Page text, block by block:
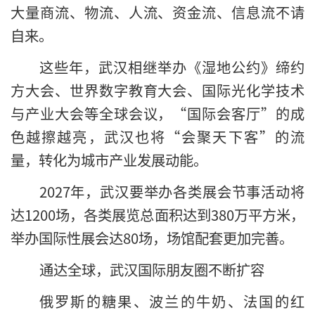
大量商流、物流、人流、资金流、信息流不请
自来。
这些年，武汉相继举办《湿地公约》缔约
方大会、世界数字教育大会、国际光化学技术
与产业大会等全球会议，“国际会客厅”的成
色越擦越亮，武汉也将“会聚天下客”的流
量，转化为城市产业发展动能。
2027年，武汉要举办各类展会节事活动将
达1200场，各类展览总面积达到380万平方米，
举办国际性展会达80场，场馆配套更加完善。
通达全球，武汉国际朋友圈不断扩容
俄罗斯的糖果、波兰的牛奶、法国的红